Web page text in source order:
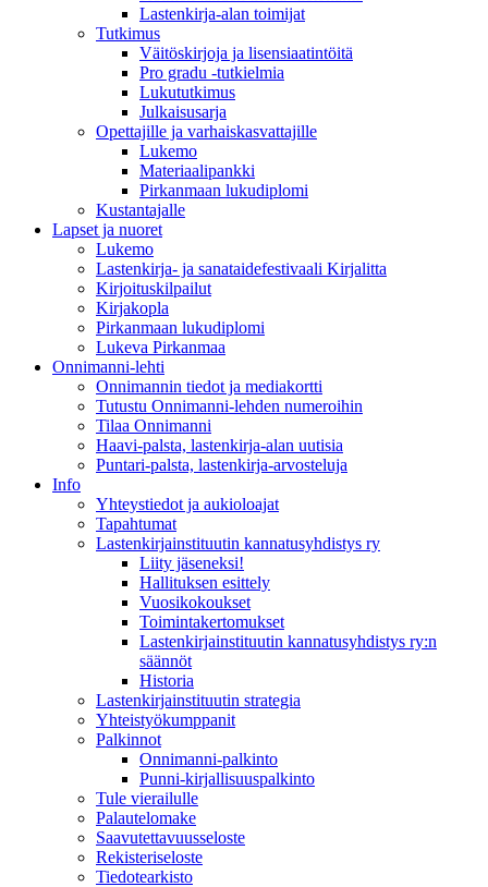
Lastenkirja-alan toimijat
Tutkimus
Väitöskirjoja ja lisensiaatintöitä
Pro gradu -tutkielmia
Lukututkimus
Julkaisusarja
Opettajille ja varhaiskasvattajille
Lukemo
Materiaalipankki
Pirkanmaan lukudiplomi
Kustantajalle
Lapset ja nuoret
Lukemo
Lastenkirja- ja sanataidefestivaali Kirjalitta
Kirjoituskilpailut
Kirjakopla
Pirkanmaan lukudiplomi
Lukeva Pirkanmaa
Onnimanni-lehti
Onnimannin tiedot ja mediakortti
Tutustu Onnimanni-lehden numeroihin
Tilaa Onnimanni
Haavi-palsta, lastenkirja-alan uutisia
Puntari-palsta, lastenkirja-arvosteluja
Info
Yhteystiedot ja aukioloajat
Tapahtumat
Lastenkirjainstituutin kannatusyhdistys ry
Liity jäseneksi!
Hallituksen esittely
Vuosikokoukset
Toimintakertomukset
Lastenkirjainstituutin kannatusyhdistys ry:n
säännöt
Historia
Lastenkirjainstituutin strategia
Yhteistyökumppanit
Palkinnot
Onnimanni-palkinto
Punni-kirjallisuuspalkinto
Tule vierailulle
Palautelomake
Saavutettavuusseloste
Rekisteriseloste
Tiedotearkisto